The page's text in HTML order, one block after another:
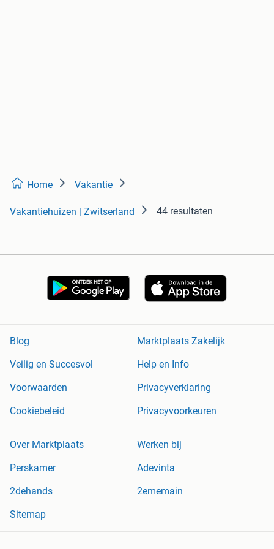
Home Vakantie
Vakantiehuizen | Zwitserland 44 resultaten
Blog
Marktplaats Zakelijk
Veilig en Succesvol
Help en Info
Voorwaarden
Privacyverklaring
Cookiebeleid
Privacyvoorkeuren
Over Marktplaats
Werken bij
Perskamer
Adevinta
2dehands
2ememain
Sitemap